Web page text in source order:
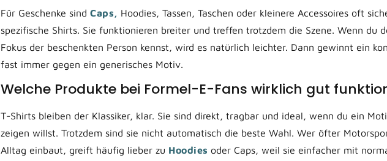
Für Geschenke sind Caps, Hoodies, Tassen, Taschen oder kleinere Accessoires oft
spezifische Shirts. Sie funktionieren breiter und treffen trotzdem die Szene. Wenn du
Fokus der beschenkten Person kennst, wird es natürlich leichter. Dann gewinnt ein
fast immer gegen ein generisches Motiv.
Welche Produkte bei Formel-E-Fans wirklich gut
T-Shirts bleiben der Klassiker, klar. Sie sind direkt, tragbar und ideal, wenn du ein
zeigen willst. Trotzdem sind sie nicht automatisch die beste Wahl. Wer öfter
Alltag einbaut, greift häufig lieber zu Hoodies oder Caps, weil sie einfacher mit